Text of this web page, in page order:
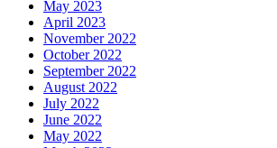
May 2023
April 2023
November 2022
October 2022
September 2022
August 2022
July 2022
June 2022
May 2022